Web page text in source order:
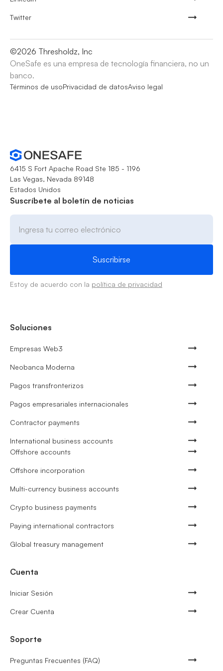
Twitter
©2026 Thresholdz, Inc
OneSafe es una empresa de tecnología financiera, no un
banco.
Términos de usoPrivacidad de datosAviso legal
6415 S Fort Apache Road Ste 185 - 1196
Las Vegas, Nevada 89148
Estados Unidos
Suscríbete al boletín de noticias
Estoy de acuerdo con la política de privacidad
Soluciones
Empresas Web3
Neobanca Moderna
Pagos transfronterizos
Pagos empresariales internacionales
Contractor payments
International business accounts
Offshore accounts
Offshore incorporation
Multi-currency business accounts
Crypto business payments
Paying international contractors
Global treasury management
Cuenta
Iniciar Sesión
Crear Cuenta
Soporte
Preguntas Frecuentes (FAQ)